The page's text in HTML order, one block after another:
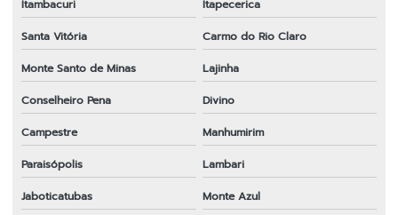
Itambacuri
Itapecerica
Santa Vitória
Carmo do Rio Claro
Monte Santo de Minas
Lajinha
Conselheiro Pena
Divino
Campestre
Manhumirim
Paraisópolis
Lambari
Jaboticatubas
Monte Azul